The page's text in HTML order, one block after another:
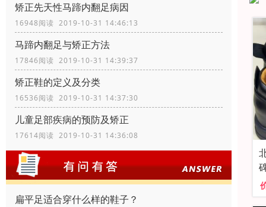
矫正先天性马蹄内翻足病因
16948阅读 2019-10-31 14:46:13
马蹄内翻足与矫正方法
17846阅读 2019-10-31 14:39:37
矫正鞋的定义及分类
16536阅读 2019-10-31 14:37:30
儿童足部疾病的预防及矫正
17614阅读 2019-10-31 14:36:08
扁平足适合穿什么样的鞋子？